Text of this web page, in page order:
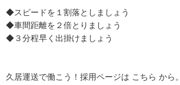
◆スピードを１割落としましょう
◆車間距離を２倍とりましょう
◆３分程早く出掛けましょう
久居運送で働こう！採用ページは こちら から。